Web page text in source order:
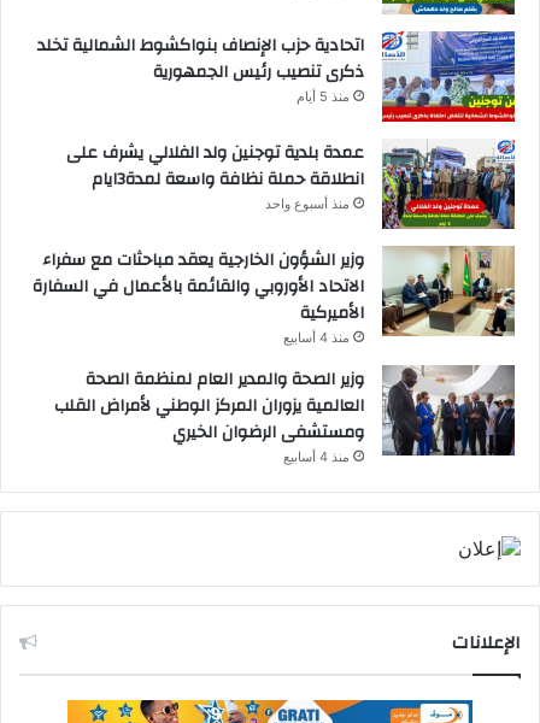
اتحادية حزب الإنصاف بنواكشوط الشمالية تخلد
ذكرى تنصيب رئيس الجمهورية
منذ 5 أيام
عمدة بلدية توجنين ولد الفلالي يشرف على
انطلاقة حملة نظافة واسعة لمدة3ايام
منذ أسبوع واحد
وزير الشؤون الخارجية يعقد مباحثات مع سفراء
الاتحاد الأوروبي والقائمة بالأعمال في السفارة
الأميركية
منذ 4 أسابيع
وزير الصحة والمدير العام لمنظمة الصحة
العالمية يزوران المركز الوطني لأمراض القلب
ومستشفى الرضوان الخيري
منذ 4 أسابيع
الإعلانات